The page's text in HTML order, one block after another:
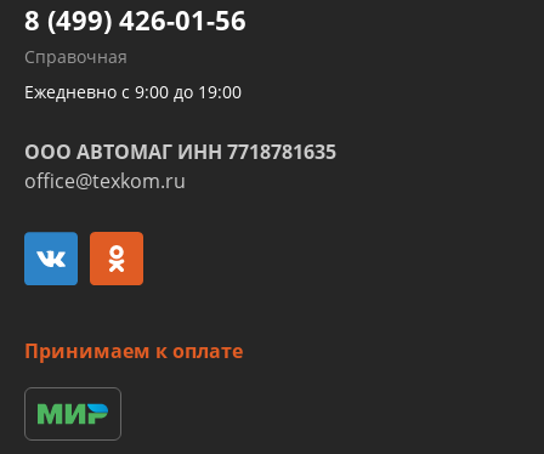
Развертка пайка медных стальных
алюминиевых трубок и штуцеров
8 (499) 426-01-56
Справочная
Ежедневно с 9:00 до 19:00
ООО АВТОМАГ ИНН 7718781635
office@texkom.ru
Принимаем к оплате